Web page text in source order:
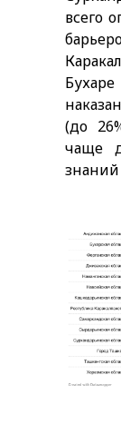
всего
(до
чаще
знаний